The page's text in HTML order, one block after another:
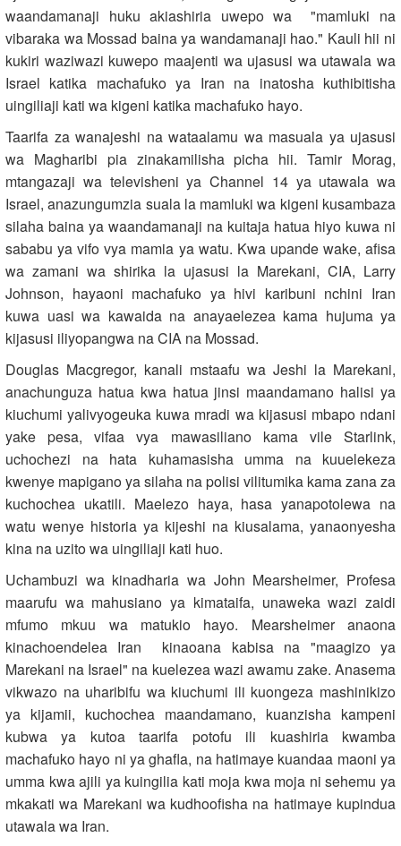
waandamanaji huku akiashiria uwepo wa "mamluki na
vibaraka wa Mossad baina ya wandamanaji hao." Kauli hii ni
kukiri waziwazi kuwepo maajenti wa ujasusi wa utawala wa
Israel katika machafuko ya Iran na inatosha kuthibitisha
uingiliaji kati wa kigeni katika machafuko hayo.
Taarifa za wanajeshi na wataalamu wa masuala ya ujasusi
wa Magharibi pia zinakamilisha picha hii. Tamir Morag,
mtangazaji wa televisheni ya Channel 14 ya utawala wa
Israel, anazungumzia suala la mamluki wa kigeni kusambaza
silaha baina ya waandamanaji na kuitaja hatua hiyo kuwa ni
sababu ya vifo vya mamia ya watu. Kwa upande wake, afisa
wa zamani wa shirika la ujasusi la Marekani, CIA, Larry
Johnson, hayaoni machafuko ya hivi karibuni nchini Iran
kuwa uasi wa kawaida na anayaelezea kama hujuma ya
kijasusi iliyopangwa na CIA na Mossad.
Douglas Macgregor, kanali mstaafu wa Jeshi la Marekani,
anachunguza hatua kwa hatua jinsi maandamano halisi ya
kiuchumi yalivyogeuka kuwa mradi wa kijasusi mbapo ndani
yake pesa, vifaa vya mawasiliano kama vile Starlink,
uchochezi na hata kuhamasisha umma na kuuelekeza
kwenye mapigano ya silaha na polisi vilitumika kama zana za
kuchochea ukatili. Maelezo haya, hasa yanapotolewa na
watu wenye historia ya kijeshi na kiusalama, yanaonyesha
kina na uzito wa uingiliaji kati huo.
Uchambuzi wa kinadharia wa John Mearsheimer, Profesa
maarufu wa mahusiano ya kimataifa, unaweka wazi zaidi
mfumo mkuu wa matukio hayo. Mearsheimer anaona
kinachoendelea Iran kinaoana kabisa na "maagizo ya
Marekani na Israel" na kuelezea wazi awamu zake. Anasema
vikwazo na uharibifu wa kiuchumi ili kuongeza mashinikizo
ya kijamii, kuchochea maandamano, kuanzisha kampeni
kubwa ya kutoa taarifa potofu ili kuashiria kwamba
machafuko hayo ni ya ghafla, na hatimaye kuandaa maoni ya
umma kwa ajili ya kuingilia kati moja kwa moja ni sehemu ya
mkakati wa Marekani wa kudhoofisha na hatimaye kupindua
utawala wa Iran.